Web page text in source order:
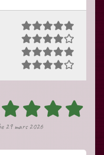
29 mars 2026